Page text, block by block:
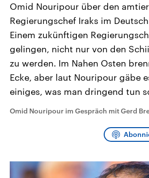
Landtagswahl Sachsen-Anhalt
2026
Alle Informationen
Sachsen-Anhalt wählt am 6.
September 2026 einen neuen
Landtag. Seit 2021 wird das
Bundesland von einer Koalition aus
Umfragen, Prognosen,
Wahlprogramme, aktuelle Berichte
und Hintergründe zu den Parteien
Wahl.
USA
den
mit
Sendungen Programm
Omid Nouripour über den
Regierungschef Iraks im
Einem zukünftigen
gelingen, nicht nur von den
zu werden. Im Nahen Osten
Ecke, aber laut Nouripour gäbe
einiges, was man dringend tun
Omid Nouripour im Gespräch mit Gerd